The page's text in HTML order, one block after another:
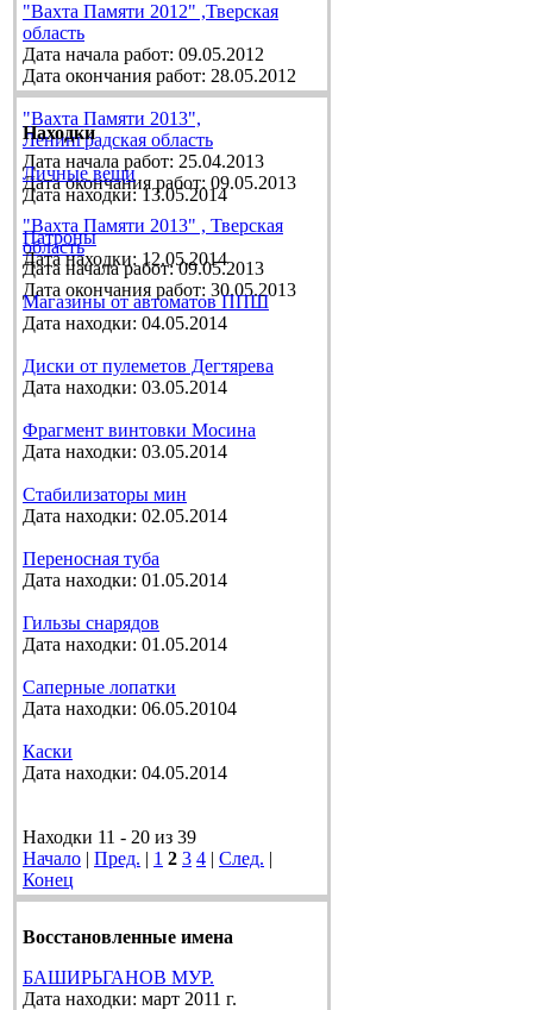
"Вахта Памяти 2012" ,Тверская
область
Дата начала работ: 09.05.2012
Дата окончания работ: 28.05.2012
"Вахта Памяти 2013",
Ленинградская область
Дата начала работ: 25.04.2013
Дата окончания работ: 09.05.2013
"Вахта Памяти 2013" , Тверская
область
Дата начала работ: 09.05.2013
Дата окончания работ: 30.05.2013
Находки
Личные вещи
Дата находки: 13.05.2014
Патроны
Дата находки: 12.05.2014
Магазины от автоматов ППШ
Дата находки: 04.05.2014
Диски от пулеметов Дегтярева
Дата находки: 03.05.2014
Фрагмент винтовки Мосина
Дата находки: 03.05.2014
Стабилизаторы мин
Дата находки: 02.05.2014
Переносная туба
Дата находки: 01.05.2014
Гильзы снарядов
Дата находки: 01.05.2014
Саперные лопатки
Дата находки: 06.05.20104
Каски
Дата находки: 04.05.2014
Находки 11 - 20 из 39
Начало | Пред. | 1 2 3 4 | След. |
Конец
Восстановленные имена
БАШИРЬГАНОВ МУР.
Дата находки: март 2011 г.